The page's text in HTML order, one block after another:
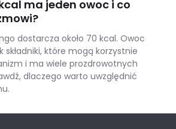
ma jeden owoc i co
dostarcza około 70 kcal. Owoc
składniki, które mogą korzystnie
i ma wiele prozdrowotnych
dlaczego warto uwzględnić